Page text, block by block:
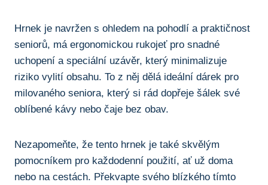
Hrnek je navržen s ohledem na ​pohodlí a praktičnost‌
seniorů, má ergonomickou ⁣rukojeť pro snadné
uchopení a speciální uzávěr, který⁢ minimalizuje
riziko vylití obsahu. To z něj dělá ⁣ideální dárek pro
milovaného seniora, který ‍si rád dopřeje šálek své
oblíbené kávy nebo ⁤čaje bez obav.
Nezapomeňte, že tento hrnek je také skvělým
pomocníkem pro každodenní použití, ⁣ať⁣ už doma
⁣nebo na cestách. ‍Překvapte svého blízkého tímto